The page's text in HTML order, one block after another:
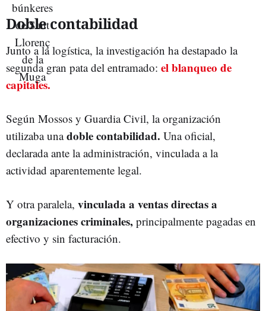
Doble contabilidad
Junto a la logística, la investigación ha destapado la
segunda gran pata del entramado: el blanqueo de
capitales.
Según Mossos y Guardia Civil, la organización
utilizaba unadoble contabilidad. Una oficial,
declarada ante la administración, vinculada a la
actividad aparentemente legal.
Y otra paralela, vinculada a ventas directas a
organizaciones criminales, principalmente pagadas en
efectivo y sin facturación.